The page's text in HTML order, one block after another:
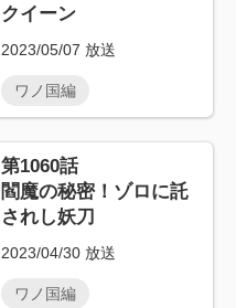
クイーン
2023/05/07 放送
ワノ国編
第1060話
閻魔の秘密！ゾロに託
されし妖刀
2023/04/30 放送
ワノ国編